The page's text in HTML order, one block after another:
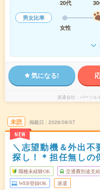
20代
男女比率
女性
気になる!
派遣会社 パーソル
未読
NEW
掲載日 2026/08/07
＼志望動機＆外出不
探し！＊担任無しの
職種未経験OK 交通費別途支
WEB登録OK 派遣